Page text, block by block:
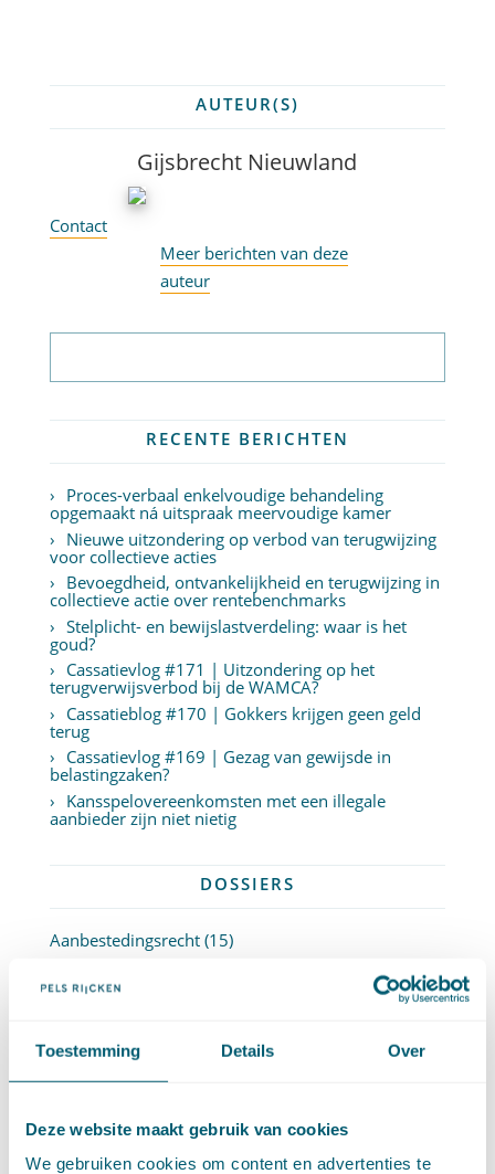
Toestemming Details Over
Deze website maakt gebruik van cookies
We gebruiken cookies om content en advertenties te
AUTEUR(S)
Gijsbrecht Nieuwland
Contact
Meer berichten van deze
auteur
RECENTE BERICHTEN
Proces-verbaal enkelvoudige behandeling
opgemaakt ná uitspraak meervoudige kamer
Nieuwe uitzondering op verbod van terugwijzing
voor collectieve acties
Bevoegdheid, ontvankelijkheid en terugwijzing in
collectieve actie over rentebenchmarks
Stelplicht- en bewijslastverdeling: waar is het
goud?
Cassatievlog #171 | Uitzondering op het
terugverwijsverbod bij de WAMCA?
Cassatieblog #170 | Gokkers krijgen geen geld
terug
Cassatievlog #169 | Gezag van gewijsde in
belastingzaken?
Kansspelovereenkomsten met een illegale
aanbieder zijn niet nietig
DOSSIERS
Aanbestedingsrecht(15)
Arbeidsrecht
Bijzondere overeenkomsten(47)
BES)(71)
Europees recht(91)
Financieel recht(58)